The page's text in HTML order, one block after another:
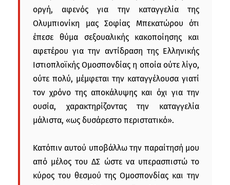
οργή, αφενός για την καταγγελία της
Ολυμπιονίκη μας Σοφίας Μπεκατώρου ότι
έπεσε θύμα σεξουαλικής κακοποίησης και
αφετέρου για την αντίδραση της Ελληνικής
Ιστιοπλοϊκής Ομοσπονδίας η οποία ούτε λίγο,
ούτε πολύ, μέμφεται την καταγγέλουσα γιατί
τον χρόνο της αποκάλυψης και όχι για την
ουσία, χαρακτηρίζοντας την καταγγελία
μάλιστα, «ως δυσάρεστο περιστατικό».
Κατόπιν αυτού υποβάλλω την παραίτησή μου
από μέλος του ΔΣ ώστε να υπερασπιστώ το
κύρος του θεσμού της Ομοσπονδίας και την